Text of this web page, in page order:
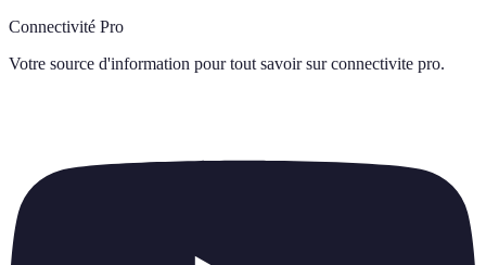
Connectivité Pro
Votre source d'information pour tout savoir sur connectivite pro.